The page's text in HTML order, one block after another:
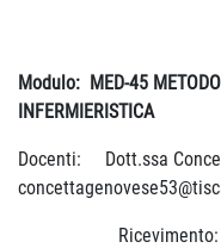
Modulo: MED-45
INFERMIERISTICA
Docenti: Dott.ssa
Ricevimento: